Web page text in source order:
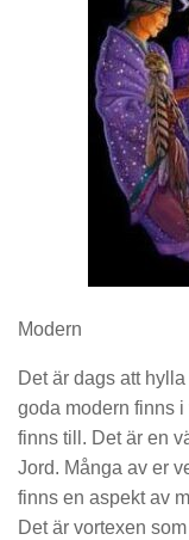
Modern
Det är dags att
goda modern finns
finns till. Det är en
Jord. Många av er
finns en aspekt av
Det är vortexen